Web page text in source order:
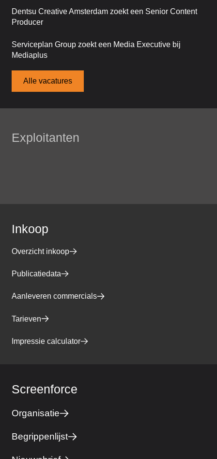
Dentsu Creative Amsterdam zoekt een Senior Content
Producer
Serviceplan Group zoekt een Media Executive bij
Mediaplus
Alle vacatures
Exploitanten
Inkoop
Overzicht inkoop
Publicatiedata
Aanleveren commercials
Tarieven
Impressie calculator
Screenforce
Organisatie
Begrippenlijst